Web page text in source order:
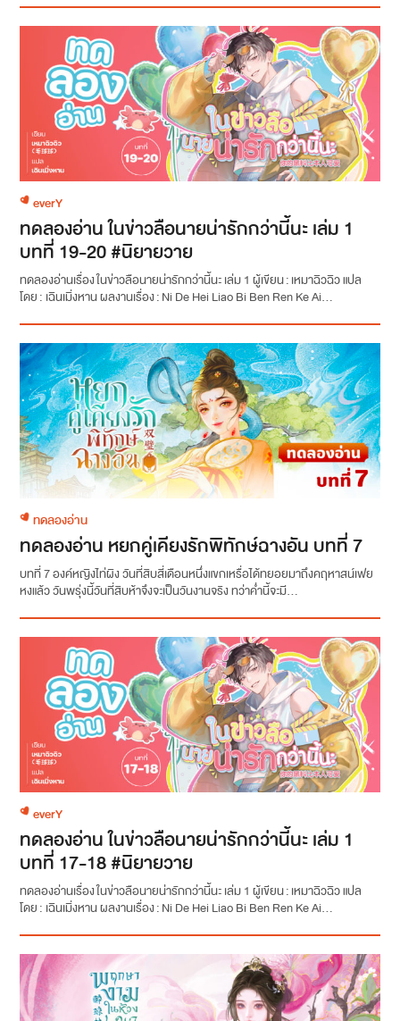
everY
ทดลองอ่าน ในข่าวลือนายน่ารักกว่านี้นะ เล่ม 1
บทที่ 19-20 #นิยายวาย
ทดลองอ่านเรื่อง ในข่าวลือนายน่ารักกว่านี้นะ เล่ม 1 ผู้เขียน : เหมาฉิวฉิว แปล
โดย : เฉินเมิ่งหาน ผลงานเรื่อง : Ni De Hei Liao Bi Ben Ren Ke Ai...
ทดลองอ่าน
ทดลองอ่าน หยกคู่เคียงรักพิทักษ์ฉางอัน บทที่ 7
บทที่ 7 องค์หญิงไท่ผิง วันที่สิบสี่เดือนหนึ่งแขกเหรื่อได้ทยอยมาถึงคฤหาสน์เฟย
หงแล้ว วันพรุ่งนี้วันที่สิบห้าจึงจะเป็นวันงานจริง ทว่าค่ำนี้จะมี...
everY
ทดลองอ่าน ในข่าวลือนายน่ารักกว่านี้นะ เล่ม 1
บทที่ 17-18 #นิยายวาย
ทดลองอ่านเรื่อง ในข่าวลือนายน่ารักกว่านี้นะ เล่ม 1 ผู้เขียน : เหมาฉิวฉิว แปล
โดย : เฉินเมิ่งหาน ผลงานเรื่อง : Ni De Hei Liao Bi Ben Ren Ke Ai...